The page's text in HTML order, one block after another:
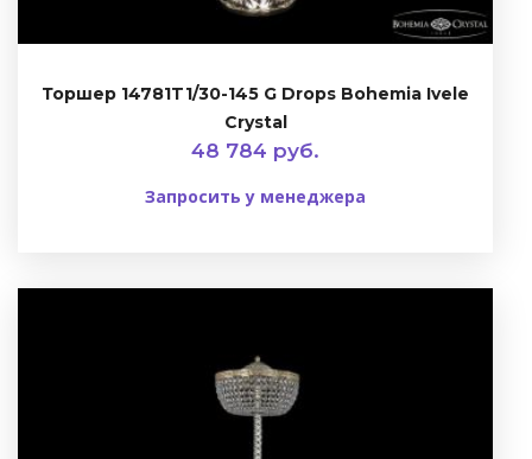
Торшер 14781T1/30-145 G Drops Bohemia Ivele
Crystal
48 784 руб.
Запросить у менеджера